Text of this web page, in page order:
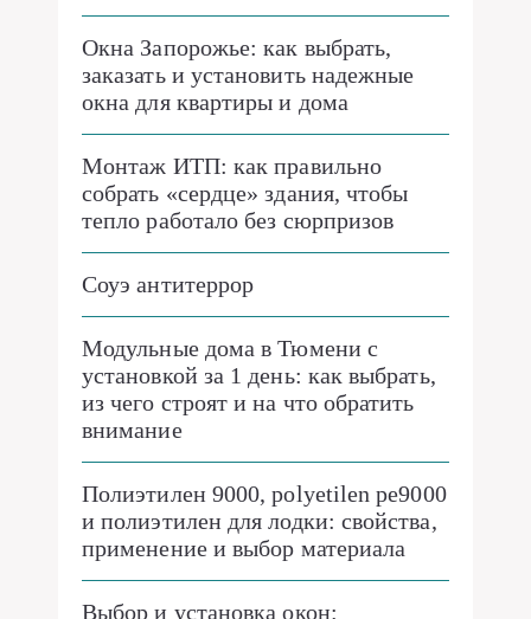
Окна Запорожье: как выбрать,
заказать и установить надежные
окна для квартиры и дома
Монтаж ИТП: как правильно
собрать «сердце» здания, чтобы
тепло работало без сюрпризов
Соуэ антитеррор
Модульные дома в Тюмени с
установкой за 1 день: как выбрать,
из чего строят и на что обратить
внимание
Полиэтилен 9000, polyetilen pe9000
и полиэтилен для лодки: свойства,
применение и выбор материала
Выбор и установка окон: